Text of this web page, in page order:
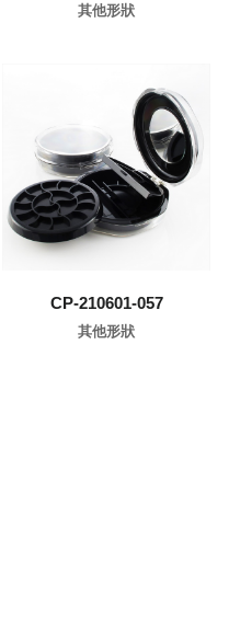
其他形狀
了解更多
CP-210601-057
其他形狀